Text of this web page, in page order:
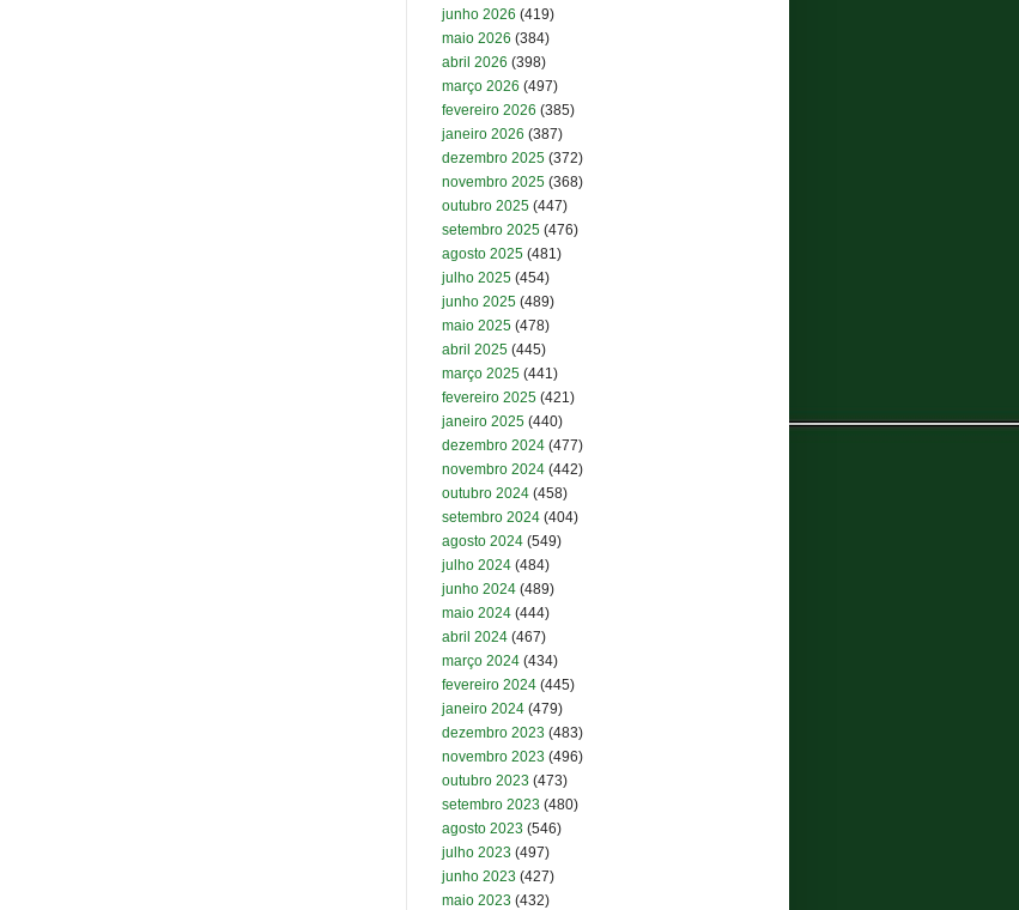
junho 2026 (419)
maio 2026 (384)
abril 2026 (398)
março 2026 (497)
fevereiro 2026 (385)
janeiro 2026 (387)
dezembro 2025 (372)
novembro 2025 (368)
outubro 2025 (447)
setembro 2025 (476)
agosto 2025 (481)
julho 2025 (454)
junho 2025 (489)
maio 2025 (478)
abril 2025 (445)
março 2025 (441)
fevereiro 2025 (421)
janeiro 2025 (440)
dezembro 2024 (477)
novembro 2024 (442)
outubro 2024 (458)
setembro 2024 (404)
agosto 2024 (549)
julho 2024 (484)
junho 2024 (489)
maio 2024 (444)
abril 2024 (467)
março 2024 (434)
fevereiro 2024 (445)
janeiro 2024 (479)
dezembro 2023 (483)
novembro 2023 (496)
outubro 2023 (473)
setembro 2023 (480)
agosto 2023 (546)
julho 2023 (497)
junho 2023 (427)
maio 2023 (432)